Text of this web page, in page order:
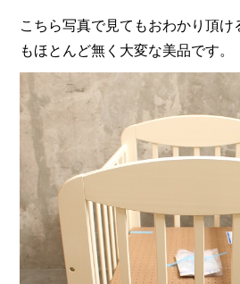
こちら写真で見てもおわかり頂
もほとんど無く大変な美品です。